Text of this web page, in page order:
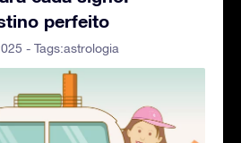
perfeito
- Tags:astrologia